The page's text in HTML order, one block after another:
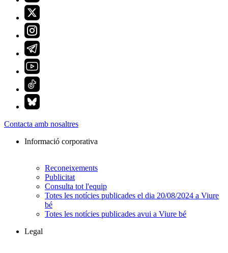
Contacta amb nosaltres
Informació corporativa
Reconeixements
Publicitat
Consulta tot l'equip
Totes les notícies publicades el dia 20/08/2024 a Viure
bé
Totes les notícies publicades avui a Viure bé
Legal